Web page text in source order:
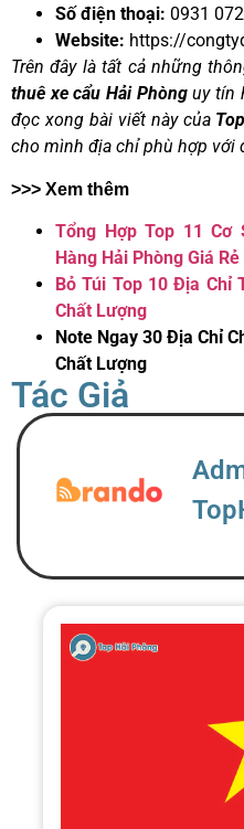
Số điện thoại: 0931
Website: https://
Trên đây là tất cả những
thuê xe cẩu Hải Phònguy tín
đọc xong bài viết này của
cho mình địa chỉ phù hợp với
>>> Xem thêm
Tổng Hợp Top 11 Cơ
Hàng Hải Phòng Giá Rẻ
Bỏ Túi Top 10 Địa Chỉ
Chất Lượng
Note Ngay 30 Địa Chỉ
Chất Lượng
Tác Giả